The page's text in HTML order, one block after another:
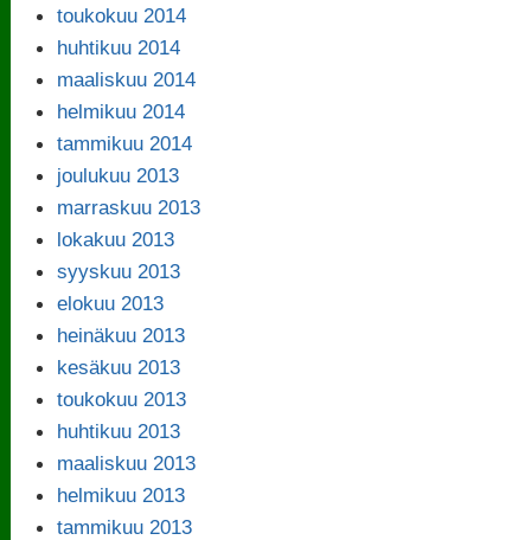
toukokuu 2014
huhtikuu 2014
maaliskuu 2014
helmikuu 2014
tammikuu 2014
joulukuu 2013
marraskuu 2013
lokakuu 2013
syyskuu 2013
elokuu 2013
heinäkuu 2013
kesäkuu 2013
toukokuu 2013
huhtikuu 2013
maaliskuu 2013
helmikuu 2013
tammikuu 2013